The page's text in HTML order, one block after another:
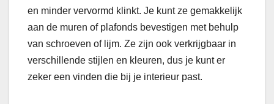
en minder vervormd klinkt. Je kunt ze gemakkelijk
aan de muren of plafonds bevestigen met behulp
van schroeven of lijm. Ze zijn ook verkrijgbaar in
verschillende stijlen en kleuren, dus je kunt er
zeker een vinden die bij je interieur past.